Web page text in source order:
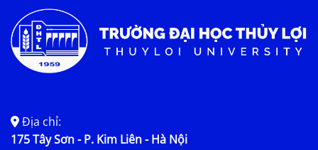
Địa chỉ:
175 Tây Sơn - P. Kim Liên - Hà Nội